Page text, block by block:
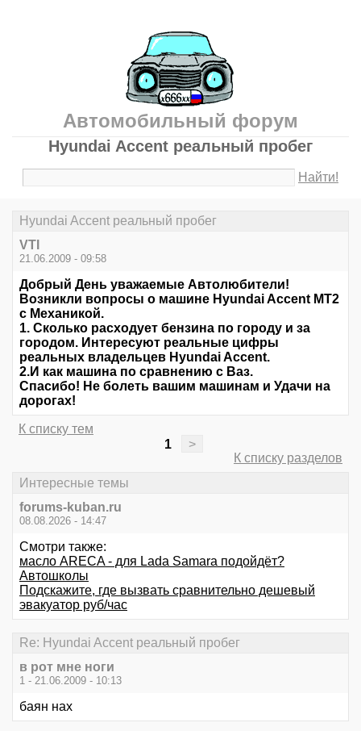
Автомобильный форум
Hyundai Accent реальный пробег
Найти!
Hyundai Accent реальный пробег
VTI
21.06.2009 - 09:58
Добрый День уважаемые Автолюбители!
Возникли вопросы о машине Hyundai Accent MT2
c Механикой.
1. Сколько расходует бензина по городу и за
городом. Интересуют реальные цифры
реальных владельцев Hyundai Accent.
2.И как машина по сравнению с Ваз.
Спасибо! Не болеть вашим машинам и Удачи на
дорогах!
К списку тем
1
>
К списку разделов
Интересные темы
forums-kuban.ru
08.08.2026 - 14:47
Смотри также:
масло ARECA - для Lada Samara подойдёт?
Автошколы
Подскажите, где вызвать сравнительно дешевый
эвакуатор руб/час
Re: Hyundai Accent реальный пробег
в рот мне ноги
1 - 21.06.2009 - 10:13
баян нах